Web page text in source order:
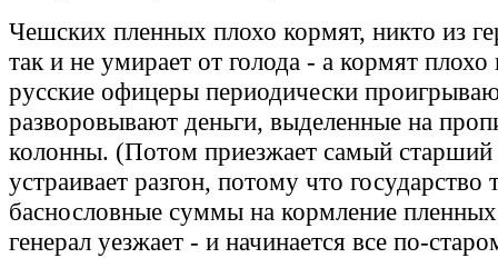
Чешских пленных плохо кормят, никто из
так и не умирает от голода - а кормят
русские офицеры периодически
разворовывают деньги, выделенные на
колонны. (Потом приезжает самый старший
устраивает разгон, потому что государство
баснословные суммы на кормление
генерал уезжает - и начинается все по-